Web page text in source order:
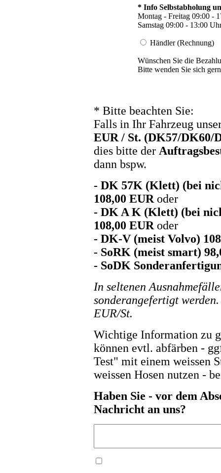
* Info Selbstabholung
Montag - Freitag 09:00 -
Samstag 09:00 - 13:00
Händler (Rechnung)
Wünschen Sie die
Bitte wenden Sie sich
* Bitte beachten Sie:
Falls in Ihr Fahrzeug
EUR / St. (DK57/DK60/
dies bitte der
dann bspw.
- DK 57K (Klett) (bei
108,00 EUR oder
- DK A K (Klett) (bei
108,00 EUR oder
- DK-V (meist Volvo)
- SoRK (meist smart)
- SoDK
In seltenen
sonderangefertigt
EUR/St.
Wichtige Information zu
können evtl. abfärben -
Test" mit einem weissen
weissen Hosen nutzen -
Haben Sie - vor dem
Nachricht an uns?